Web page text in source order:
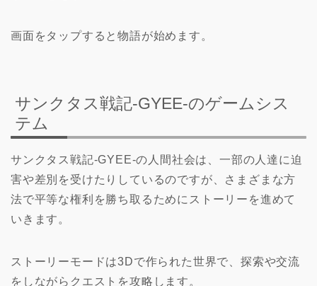
画面をタップすると物語が始めます。
サンクタス戦記-GYEE-のゲームシス
テム
サンクタス戦記-GYEE-の人間社会は、一部の人達に迫
害や差別を受けたりしているのですが、さまざまな方
法で平等な権利を勝ち取るためにストーリーを進めて
いきます。
ストーリーモードは3Dで作られた世界で、探索や交流
をしながらクエストを攻略します。